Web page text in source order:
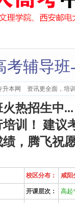
考辅导
升本网 资讯更全面，培
热招生中
训！ 建议
，腾飞祝
校区分布： 咸阳
开课层次： 高起